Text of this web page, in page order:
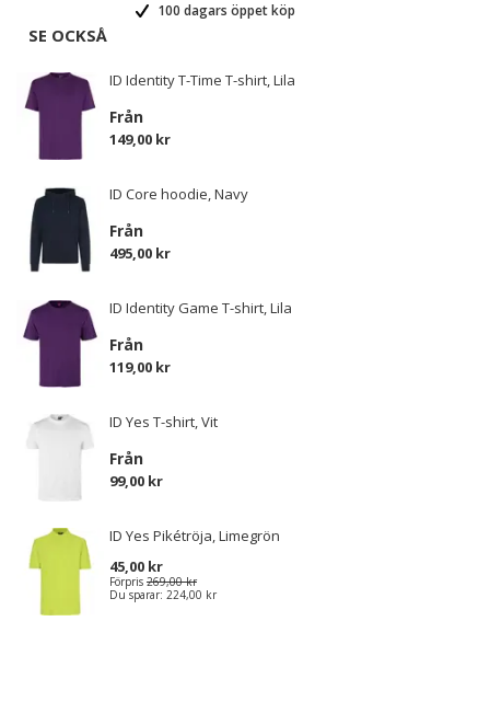
100 dagars öppet köp
SE OCKSÅ
ID Identity T-Time T-shirt, Lila
Från
149,00 kr
ID Core hoodie, Navy
Från
495,00 kr
ID Identity Game T-shirt, Lila
Från
119,00 kr
ID Yes T-shirt, Vit
Från
99,00 kr
ID Yes Pikétröja, Limegrön
45,00 kr
Förpris 269,00 kr
Du sparar: 224,00 kr